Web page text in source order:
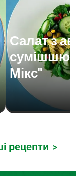
Салат з
сумішшю
Мікс"
рецепти >